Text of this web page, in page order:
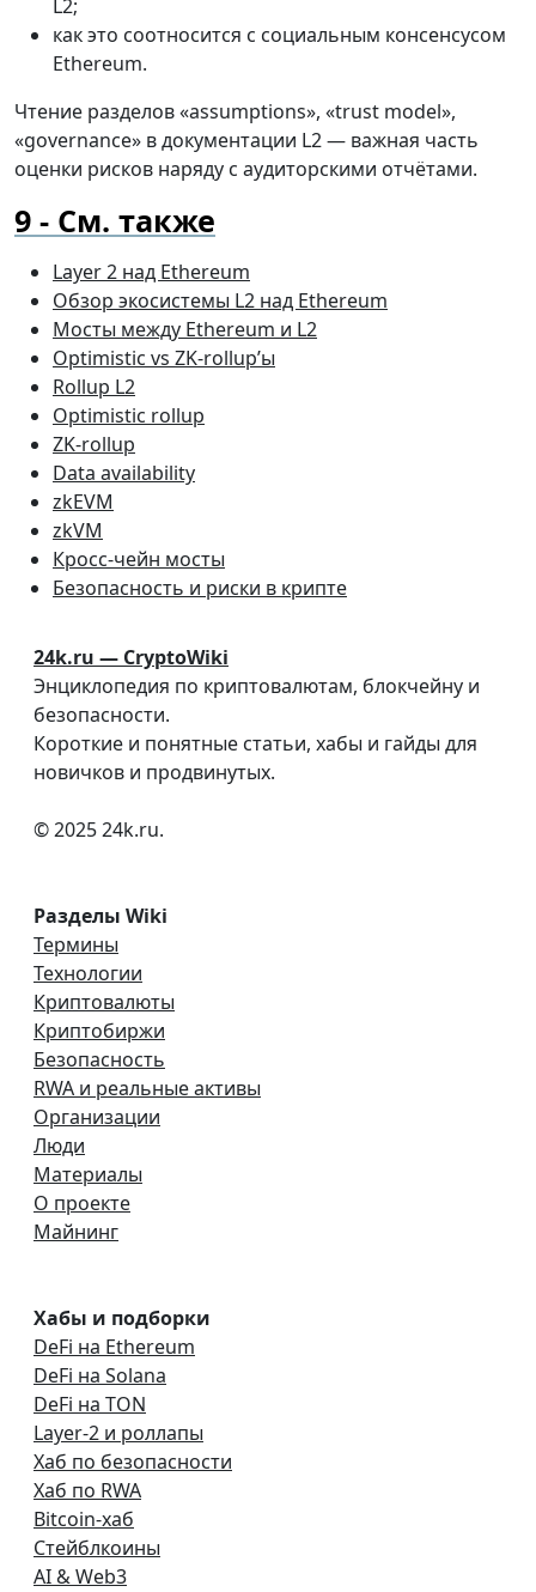
L2;
как это соотносится с социальным консенсусом
Ethereum.
Чтение разделов «assumptions», «trust model»,
«governance» в документации L2 — важная часть
оценки рисков наряду с аудиторскими отчётами.
См. также
Layer 2 над Ethereum
Обзор экосистемы L2 над Ethereum
Мосты между Ethereum и L2
Optimistic vs ZK-rollup’ы
Rollup L2
Optimistic rollup
ZK-rollup
Data availability
zkEVM
zkVM
Кросс-чейн мосты
Безопасность и риски в крипте
24k.ru — CryptoWiki
Энциклопедия по криптовалютам, блокчейну и
безопасности.
Короткие и понятные статьи, хабы и гайды для
новичков и продвинутых.
© 2025 24k.ru.
Разделы Wiki
Термины
Технологии
Криптовалюты
Криптобиржи
Безопасность
RWA и реальные активы
Организации
Люди
Материалы
О проекте
Майнинг
Хабы и подборки
DeFi на Ethereum
DeFi на Solana
DeFi на TON
Layer-2 и роллапы
Хаб по безопасности
Хаб по RWA
Bitcoin-хаб
Стейблкоины
AI & Web3